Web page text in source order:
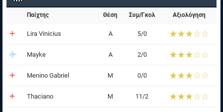
Παίχτης Θέση Συμ/Γκολ Αξιολόγηση
Lira Vinicius Α 5/0 ☆☆☆☆☆
★★★★★
Mayke Α 2/0 ☆☆☆☆☆
★★★★★
Menino Gabriel Μ 0/0 ☆☆☆☆☆
★★★★★
Thaciano Μ 11/2 ☆☆☆☆☆
★★★★★